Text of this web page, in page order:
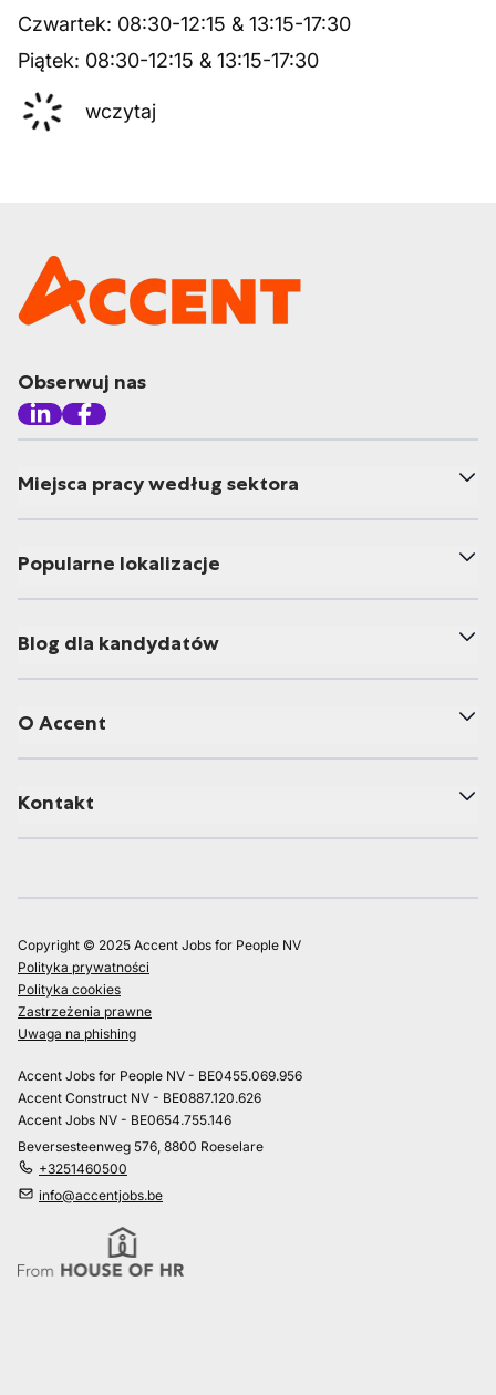
Czwartek: 08:30-12:15 & 13:15-17:30
Piątek: 08:30-12:15 & 13:15-17:30
wczytaj
Obserwuj nas
Miejsca pracy według sektora
Popularne lokalizacje
Blog dla kandydatów
O Accent
Kontakt
Copyright © 2025 Accent Jobs for People NV
Polityka prywatności
Polityka cookies
Zastrzeżenia prawne
Uwaga na phishing
Accent Jobs for People NV - BE0455.069.956
Accent Construct NV - BE0887.120.626
Accent Jobs NV - BE0654.755.146
Beversesteenweg 576, 8800 Roeselare
+3251460500
info@accentjobs.be